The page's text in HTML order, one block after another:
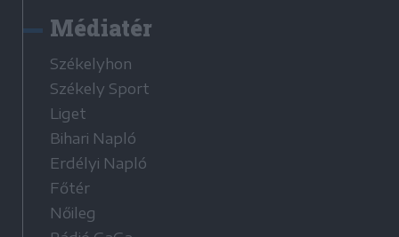
Médiatér
Székelyhon
Székely Sport
Liget
Bihari Napló
Erdélyi Napló
Főtér
Nőileg